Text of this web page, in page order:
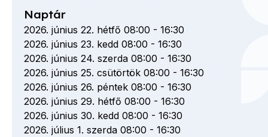
Naptár
2026. június 22. hétfő 08:00 - 16:30
2026. június 23. kedd 08:00 - 16:30
2026. június 24. szerda 08:00 - 16:30
2026. június 25. csütörtök 08:00 - 16:30
2026. június 26. péntek 08:00 - 16:30
2026. június 29. hétfő 08:00 - 16:30
2026. június 30. kedd 08:00 - 16:30
2026. július 1. szerda 08:00 - 16:30